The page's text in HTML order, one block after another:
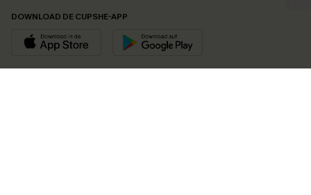
DOWNLOAD DE CUPSHE-APP